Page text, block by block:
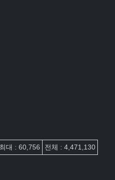
최대 : 60,756 전체 : 4,471,130